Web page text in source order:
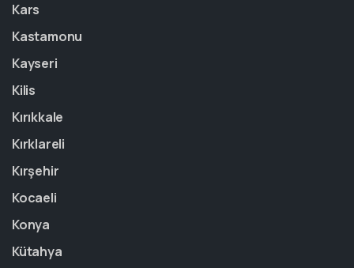
Kars
Kastamonu
Kayseri
Kilis
Kırıkkale
Kırklareli
Kırşehir
Kocaeli
Konya
Kütahya